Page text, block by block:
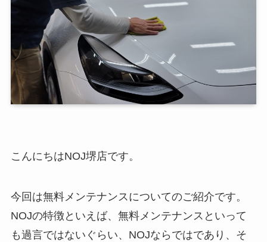
こんにちはNOJ堺店です。
今回は無料メンテナンスについてのご紹介です。
NOJの特徴といえば、無料メンテナンスといって
も過言ではないぐらい、NOJならではであり、そ